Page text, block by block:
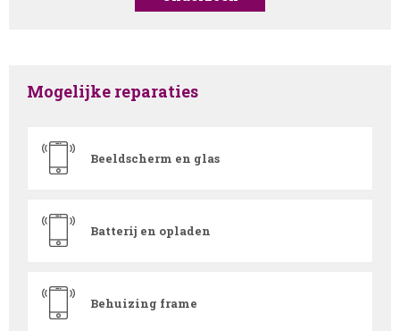
Mogelijke reparaties
Beeldscherm en glas
Batterij en opladen
Behuizing frame